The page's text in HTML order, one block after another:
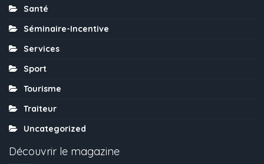
Santé
Séminaire-Incentive
Services
Sport
Tourisme
Traiteur
Uncategorized
Découvrir le magazine